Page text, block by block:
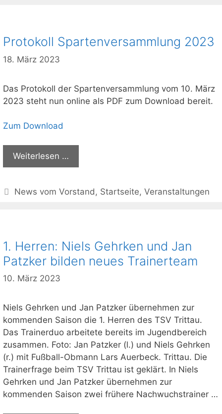
Protokoll Spartenversammlung 2023
18. März 2023
Das Protokoll der Spartenversammlung vom 10. März
2023 steht nun online als PDF zum Download bereit.
Zum Download
Weiterlesen …
Kategorien
News vom Vorstand , Startseite,Veranstaltungen
1. Herren: Niels Gehrken und Jan
Patzker bilden neues Trainerteam
10. März 2023
Niels Gehrken und Jan Patzker übernehmen zur
kommenden Saison die 1. Herren des TSV Trittau.
Das Trainerduo arbeitete bereits im Jugendbereich
zusammen. Foto: Jan Patzker (l.) und Niels Gehrken
(r.) mit Fußball-Obmann Lars Auerbeck. Trittau. Die
Trainerfrage beim TSV Trittau ist geklärt. In Niels
Gehrken und Jan Patzker übernehmen zur
kommenden Saison zwei frühere Nachwuchstrainer …